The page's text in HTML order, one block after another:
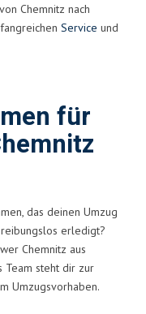
Chemnitz nach
Service und
für
das deinen Umzug
erledigt?
Chemnitz aus
Team steht dir zur
Umzugsvorhaben.